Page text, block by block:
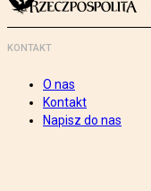
KONTAKT
O nas
Kontakt
Napisz do nas